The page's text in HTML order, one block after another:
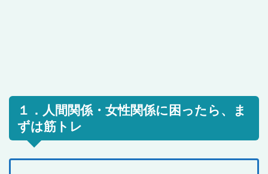
１．人間関係・女性関係に困ったら、ま
ずは筋トレ